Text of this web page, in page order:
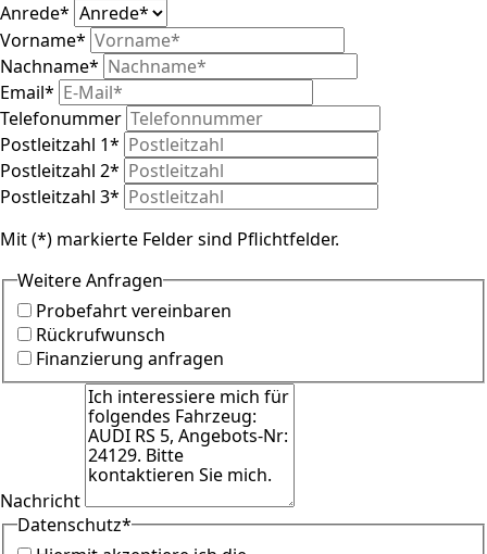
Anrede*
Vorname*
Nachname*
Email*
Telefonummer
Postleitzahl 1*
Postleitzahl 2*
Postleitzahl 3*
Mit (*) markierte Felder sind Pflichtfelder.
Weitere Anfragen
Probefahrt vereinbaren
Rückrufwunsch
Finanzierung anfragen
Nachricht
Datenschutz*